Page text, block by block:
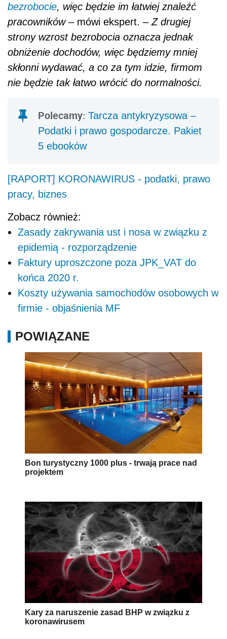
bezrobocie, więc będzie im łatwiej znaleźć
pracowników – mówi ekspert. – Z drugiej
strony wzrost bezrobocia oznacza jednak
obniżenie dochodów, więc będziemy mniej
skłonni wydawać, a co za tym idzie, firmom
nie będzie tak łatwo wrócić do normalności.
Polecamy: Tarcza antykryzysowa –
Podatki i prawo gospodarcze. Pakiet
5 ebooków
[RAPORT] KORONAWIRUS - podatki, prawo
pracy, biznes
Zobacz również:
Zasady zakrywania ust i nosa w związku z
epidemią - rozporządzenie
Faktury uproszczone poza JPK_VAT do
końca 2020 r.
Koszty używania samochodów osobowych w
firmie - objaśnienia MF
POWIĄZANE
Bon turystyczny 1000 plus - trwają prace nad
projektem
Kary za naruszenie zasad BHP w związku z
koronawirusem